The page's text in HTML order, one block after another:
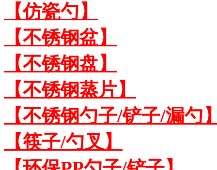
【仿瓷勺】
【不锈钢盆】
【不锈钢盘】
【不锈钢蒸片】
【不锈钢勺子/铲子/漏勺
【筷子/勺叉】